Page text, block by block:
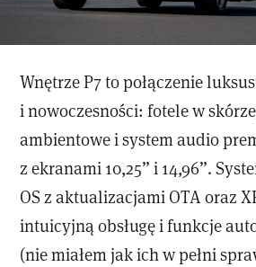
Wnętrze P7 to połączenie
i nowoczesności: fotele w
ambientowe i system audio
z ekranami 10,25” i 14,96”.
OS z aktualizacjami OTA oraz
intuicyjną obsługę i funkcje
(nie miałem jak ich w pełni